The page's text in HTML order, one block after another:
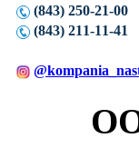
(843) 250-21-00
(843) 211-11-41